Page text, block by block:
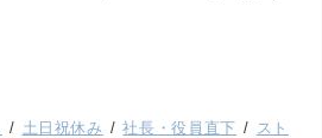
土日祝休み 社長・役員直下
スト